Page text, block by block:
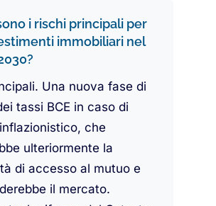
i rischi principali per
immobiliari nel
Una nuova fase di
tassi BCE in caso di
che
ulteriormente la
di accesso al mutuo e
il mercato.